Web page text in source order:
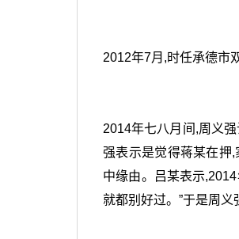
2012年7月,时任承德市
2014年七八月间,周义
强表示是觉得蒋某在押
中缘由。吕某表示
就都别好过。”于是周